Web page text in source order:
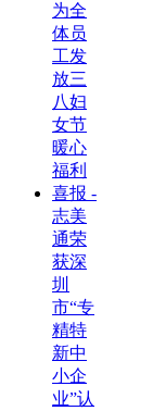
为全
体员
工发
放三
八妇
女节
暖心
福利
喜报 -
志美
通荣
获深
圳
市“专
精特
新中
小企
业”认